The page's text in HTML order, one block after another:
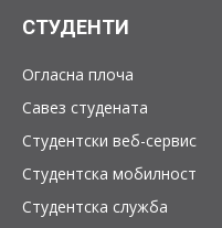
СТУДЕНТИ
Огласна плоча
Савез студената
Студентски веб-сервис
Студентска мобилност
Студентска служба